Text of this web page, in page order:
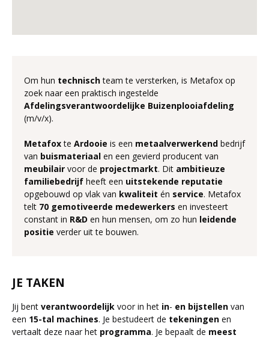
Om hun technischteam te versterken, is Metafox op
zoek naar een praktisch ingestelde
Afdelingsverantwoordelijke Buizenplooiafdeling
(m/v/x).
Metafoxte Ardooie is een metaalverwerkend bedrijf
van buismateriaal en een gevierd producent van
meubilair voor de projectmarkt. Dit ambitieuze
familiebedrijf heeft een uitstekende reputatie
opgebouwd op vlak van kwaliteit én service. Metafox
telt 70 gemotiveerde medewerkers en investeert
constant in R&D en hun mensen, om zo hun leidende
positie verder uit te bouwen.
JE TAKEN
Jij bent verantwoordelijk voor in het in- en bijstellen van
een 15-tal machines. Je bestudeert de tekeningen en
vertaalt deze naar het programma. Je bepaalt de meest